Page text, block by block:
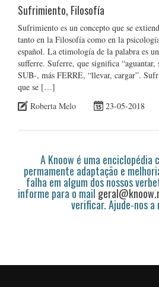
Sufrimiento, Filosofía
Sufrimiento es un concepto que se
tanto en la Filosofía como en la
español. La etimología de la palabra es
sufferre. Suferre, que significa
SUB-, más FERRE, “llevar, cargar”.
que se […]
Roberta Melo
23-05-2018
A Knoow é uma enciclopédia
permamente adaptação e
falha em algum dos nossos
informe para o mail
verificar. Ajude-nos a